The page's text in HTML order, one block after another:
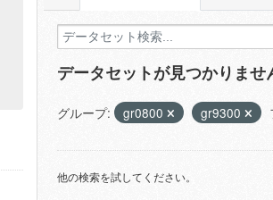
データセットが見つかりませ
グループ: gr0800 gr9300
他の検索を試してください。